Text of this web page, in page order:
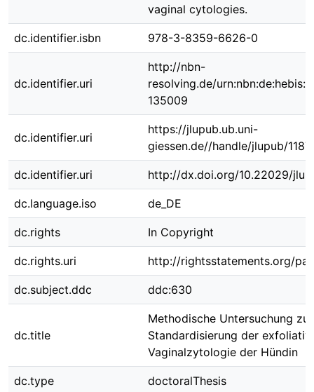
vaginal cytologies.
dc.identifier.isbn 978-3-8359-6626-0
dc.identifier.uri
http://nbn-
resolving.de/
135009
dc.identifier.uri
https://jlupub.ub.uni-
giessen.de//handle/jlupub/
dc.identifier.uri http://dx.doi.org/10.22029/
dc.language.iso de_DE
dc.rights In Copyright
dc.rights.uri http://rightsstatements.org/
dc.subject.ddc ddc:630
dc.title
Methodische Untersuchung zur
Standardisierung der
Vaginalzytologie der Hündin
dc.type doctoralThesis